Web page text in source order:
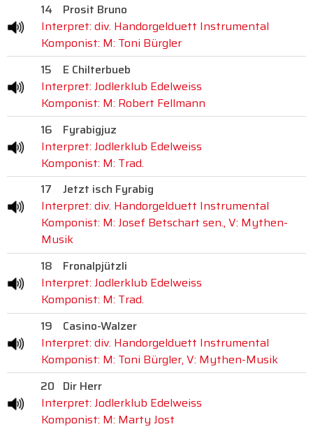
14
Prosit Bruno
Interpret: div. Handorgelduett Instrumental
Komponist: M: Toni Bürgler
15
E Chilterbueb
Interpret: Jodlerklub Edelweiss
Komponist: M: Robert Fellmann
16
Fyrabigjuz
Interpret: Jodlerklub Edelweiss
Komponist: M: Trad.
17
Jetzt isch Fyrabig
Interpret: div. Handorgelduett Instrumental
Komponist: M: Josef Betschart sen., V: Mythen-
Musik
18
Fronalpjützli
Interpret: Jodlerklub Edelweiss
Komponist: M: Trad.
19
Casino-Walzer
Interpret: div. Handorgelduett Instrumental
Komponist: M: Toni Bürgler, V: Mythen-Musik
20 Dir Herr
Interpret: Jodlerklub Edelweiss
Komponist: M: Marty Jost